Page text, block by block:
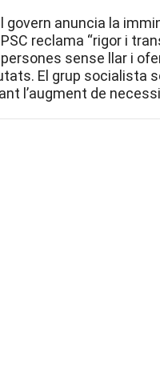
govern anuncia la
reclama “rigor i
sense llar i
El grup socialista
l’augment de